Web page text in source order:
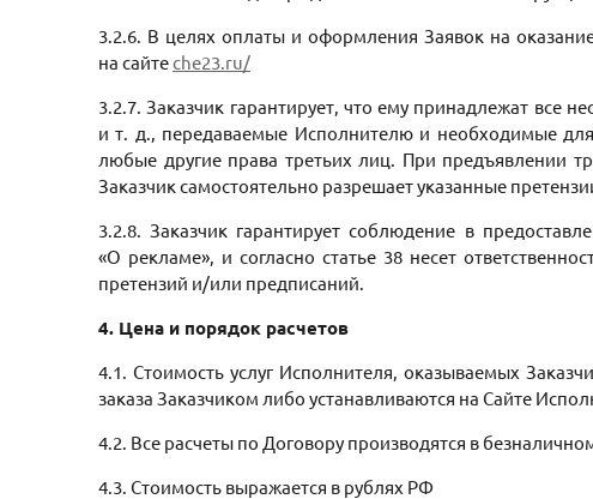
3.2.6. В целях оплаты и оформления Заявок на
на сайтеche23.ru/
3.2.7. Заказчик гарантирует, что ему принадлежат
и т. д., передаваемые Исполнителю и необходимые
любые другие права третьих лиц. При предъявлении
Заказчик самостоятельно разрешает указанные
3.2.8. Заказчик гарантирует соблюдение в
«О рекламе», и согласно статье 38 несет
претензий и/или предписаний.
4. Цена и порядок расчетов
4.1. Стоимость услуг Исполнителя, оказываемых
заказа Заказчиком либо устанавливаются на Сайте
4.2. Все расчеты по Договору производятся в
4.3. Стоимость выражается в рублях РФ